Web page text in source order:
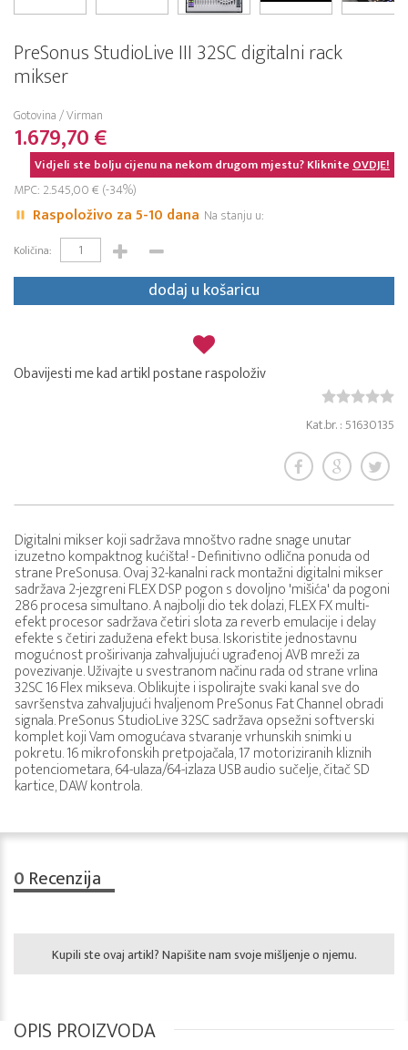
PreSonus StudioLive III 32SC digitalni rack
mikser
Gotovina / Virman
1.679,70 €
Vidjeli ste bolju cijenu na nekom drugom mjestu? KlikniteOVDJE!
MPC: 2.545,00 € (-34%)
Raspoloživo za 5-10 dana Na stanju u:
Količina:
dodaj u košaricu
Obavijesti me kad artikl postane raspoloživ
Kat.br. : 51630135
Digitalni mikser koji sadržava mnoštvo radne snage unutar
izuzetno kompaktnog kućišta! - Definitivno odlična ponuda od
strane PreSonusa. Ovaj 32-kanalni rack montažni digitalni mikser
sadržava 2-jezgreni FLEX DSP pogon s dovoljno 'mišića' da pogoni
286 procesa simultano. A najbolji dio tek dolazi, FLEX FX multi-
efekt procesor sadržava četiri slota za reverb emulacije i delay
efekte s četiri zadužena efekt busa. Iskoristite jednostavnu
mogućnost proširivanja zahvaljujući ugrađenoj AVB mreži za
povezivanje. Uživajte u svestranom načinu rada od strane vrlina
32SC 16 Flex mikseva. Oblikujte i ispolirajte svaki kanal sve do
savršenstva zahvaljujući hvaljenom PreSonus Fat Channel obradi
signala. PreSonus StudioLive 32SC sadržava opsežni softverski
komplet koji Vam omogućava stvaranje vrhunskih snimki u
pokretu. 16 mikrofonskih pretpojačala, 17 motoriziranih kliznih
potenciometara, 64-ulaza/64-izlaza USB audio sučelje, čitač SD
kartice, DAW kontrola.
0 Recenzija
Kupili ste ovaj artikl? Napišite nam svoje mišljenje o njemu.
OPIS PROIZVODA